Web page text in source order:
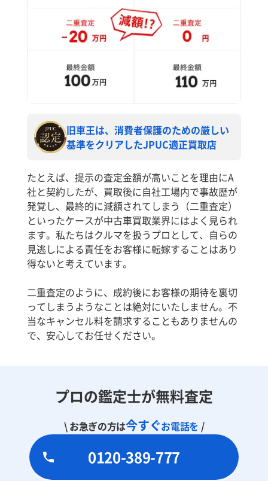
旧車王は、消費者保護のための厳しい
基準をクリアしたJPUC適正買取店
たとえば、提示の査定金額が高いことを理由にA
社と契約したが、買取後に自社工場内で事故歴が
発覚し、最終的に減額されてしまう（二重査定）
といったケースが中古車買取業界にはよく見られ
ます。私たちはクルマを扱うプロとして、自らの
見逃しによる責任をお客様に転嫁することはあり
得ないと考えています。
二重査定のように、成約後にお客様の期待を裏切
ってしまうようなことは絶対にいたしません。不
当なキャンセル料を請求することもありませんの
で、安心してお任せください。
プロの鑑定士が無料査定
\ お急ぎの方は今すぐお電話を /
0120-389-777